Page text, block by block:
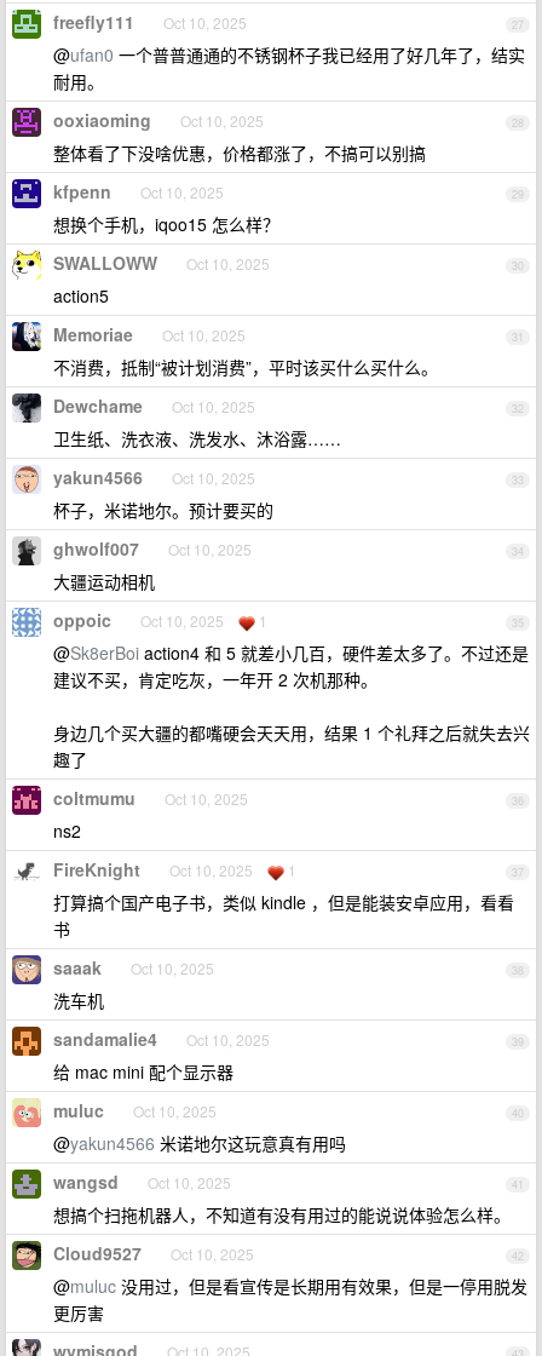
27
freefly111 Oct 10, 2025
@ufan0 一个普普通通的不锈钢杯子我已经用了好几年了，结实
耐用。
28
ooxiaoming Oct 10, 2025
整体看了下没啥优惠，价格都涨了，不搞可以别搞
29
kfpenn Oct 10, 2025
想换个手机，iqoo15 怎么样？
30
SWALLOWW Oct 10, 2025
action5
31
Memoriae Oct 10, 2025
不消费，抵制“被计划消费”，平时该买什么买什么。
32
Dewchame Oct 10, 2025
卫生纸、洗衣液、洗发水、沐浴露……
33
yakun4566 Oct 10, 2025
杯子，米诺地尔。预计要买的
34
ghwolf007 Oct 10, 2025
大疆运动相机
35
oppoic Oct 10, 2025 1
@Sk8erBoi action4 和 5 就差小几百，硬件差太多了。不过还是
建议不买，肯定吃灰，一年开 2 次机那种。
身边几个买大疆的都嘴硬会天天用，结果 1 个礼拜之后就失去兴
趣了
36
coltmumu Oct 10, 2025
ns2
37
FireKnight Oct 10, 2025 1
打算搞个国产电子书，类似 kindle ，但是能装安卓应用，看看
书
38
saaak Oct 10, 2025
洗车机
39
sandamalie4 Oct 10, 2025
给 mac mini 配个显示器
40
muluc Oct 10, 2025
@yakun4566 米诺地尔这玩意真有用吗
41
wangsd Oct 10, 2025
想搞个扫拖机器人，不知道有没有用过的能说说体验怎么样。
42
Cloud9527 Oct 10, 2025
@muluc 没用过，但是看宣传是长期用有效果，但是一停用脱发
更厉害
wymisgod Oct 10, 2025